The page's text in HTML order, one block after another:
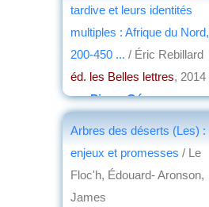
tardive et leurs identités
multiples : Afrique du Nord,
200-450 ... / Éric Rebillard
éd. les Belles lettres, 2014
parPierre Gény
Arbres des déserts (Les) :
enjeux et promesses / Le
Floc'h, Édouard- Aronson,
James